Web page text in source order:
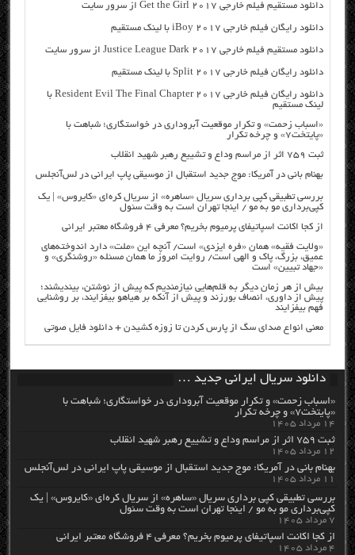
دانلود مستقیم فیلم خارجی Get the Girl 2017 از سرور سایت
دانلود رایگان فیلم خارجی iBoy 2017 با لینک مستقیم
دانلود مستقیم فیلم خارجی Justice League Dark 2017 از سرور سایت
دانلود رایگان فیلم خارجی Split 2017 با لینک مستقیم
دانلود رایگان فیلم خارجی Resident Evil The Final Chapter 2017 با
لینک مستقیم
«اسباب زحمت» و تکرار موقعیت آبروداری در خواستگاری؛ شباهت با
«پایتخت۷» و چرخه تکرار
ثبت ۷۵۹ اثر از مراسم وداع و تشییع رهبر شهید انقلاب
بهنام بانی در آمریکا: موج جدید استقبال از موسیقی پاپ ایرانی در لس‌آنجلس
بررسی تطبیقی کپی برداری سریال «ساهره» از سریال کره‌ای «کایروس» | یک
کپی‌برداری مو به مو / اینجا تهران است به وقت سئول
از کجا اکانت اسپاتیفای پرمیوم بخریم؟ معرفی ۴ فروشگاه معتبر ایرانی
«ولایت فقیه» همان «فره ایزدی» است/ آنچه این «ملت» دارد اندوخته‌های
عمیق، بزرگ، پاک و الهی است/ روایت امروز ما همان مسئله «روشنگری» و
«جهاد تبیین» است
بیش از هر زمان دیگر به قلم‌هایی نیازمندیم که پیش از نوشتن، بیندیشند؛
پیش از داوری، انصاف بورزند و پیش از آنکه بر هیاهو بیفزایند، بر روشنایی
فهم بیفزایند
معنی انواع صدای سگ از پارس کردن تا زوزه کشیدن + دانلود فایل صوتی
دانلود سریال ایرانی جدید …
«اسباب زحمت» و تکرار موقعیت آبروداری در خواستگاری؛ شباهت با
«پایتخت۷» و چرخه تکرار
۱۴ مرداد ۱۴۰۵
ثبت ۷۵۹ اثر از مراسم وداع و تشییع رهبر شهید انقلاب
۱۲ مرداد ۱۴۰۵
بهنام بانی در آمریکا: موج جدید استقبال از موسیقی پاپ ایرانی در لس‌آنجلس
۱۱ مرداد ۱۴۰۵
بررسی تطبیقی کپی برداری سریال «ساهره» از سریال کره‌ای «کایروس» | یک
کپی‌برداری مو به مو / اینجا تهران است به وقت سئول
۷ مرداد ۱۴۰۵
از کجا اکانت اسپاتیفای پرمیوم بخریم؟ معرفی ۴ فروشگاه معتبر ایرانی
۴ مرداد ۱۴۰۵